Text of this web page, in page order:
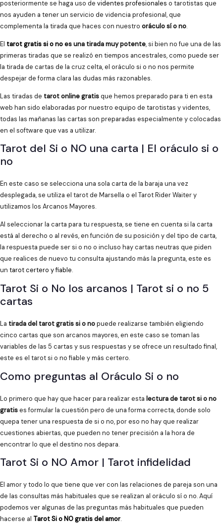
posteriormente se haga uso de videntes profesionales o tarotistas que
nos ayuden a tener un servicio de videncia profesional, que
complementa la tirada que haces con nuestro oráculo sí o no.
El tarot gratis si o noes una tirada muy potente, si bien no fue una de las
primeras tiradas que se realizó en tiempos ancestrales, como puede ser
la tirada de cartas de la cruz celta, el oráculo si o no nos permite
despejar de forma clara las dudas más razonables.
Las tiradas de tarot online gratisque hemos preparado para ti en esta
web han sido elaboradas por nuestro equipo de tarotistas y videntes,
todas las mañanas las cartas son preparadas especialmente y colocadas
en el software que vas a utilizar.
Tarot del Si o NO una carta | El oráculo si o
no
En este caso se selecciona una sola carta de la baraja una vez
desplegada, se utiliza el tarot de Marsella o el Tarot Rider Waiter y
utilizamos los Arcanos Mayores.
Al seleccionar la carta para tu respuesta, se tiene en cuenta si la carta
está al derecho o al revés, en función de su posición y del tipo de carta,
la respuesta puede ser si o no o incluso hay cartas neutras que piden
que realices de nuevo tu consulta ajustando más la pregunta, este es
un tarot certero y fiable.
Tarot Si o No los arcanos | Tarot si o no 5
cartas
La tirada del tarot gratis si o nopuede realizarse también eligiendo
cinco cartas que son arcanos mayores, en este caso se toman las
variables de las 5 cartas y sus respuestas y se ofrece un resultado final,
este es el tarot si o no fiable y más certero.
Como preguntas al Oráculo Si o no
Lo primero que hay que hacer para realizar esta lectura de tarot si o no
gratises formular la cuestión pero de una forma correcta, donde solo
quepa tener una respuesta de si o no, por eso no hay que realizar
cuestiones abiertas, que pueden no tener precisión a la hora de
encontrar lo que el destino nos depara.
Tarot Si o NO Amor | Tarot infidelidad
El amor y todo lo que tiene que ver con las relaciones de pareja son una
de las consultas más habituales que se realizan al oráculo sí o no. Aquí
podemos ver algunas de las preguntas más habituales que pueden
hacerse al Tarot Si o NO gratis del amor.